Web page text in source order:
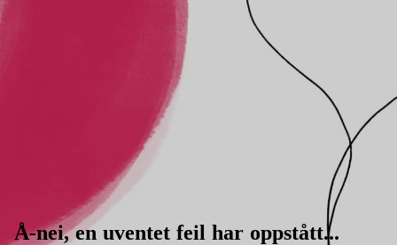
Å-nei, en uventet feil har oppstått...